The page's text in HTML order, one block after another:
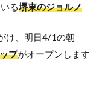
る堺東のジョルノ
け、明日4/1の朝
プがオープンします